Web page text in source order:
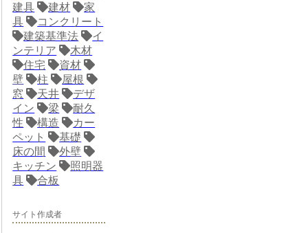
建具
建材
家
具
コンクリート
建築基準法
イ
ンテリア
木材
住宅
資材
壁
柱
屋根
窓
天井
デザ
イン
梁
耐久
性
構造
カー
ペット
基礎
床の間
外壁
キッチン
照明器
具
合板
サイト作成者